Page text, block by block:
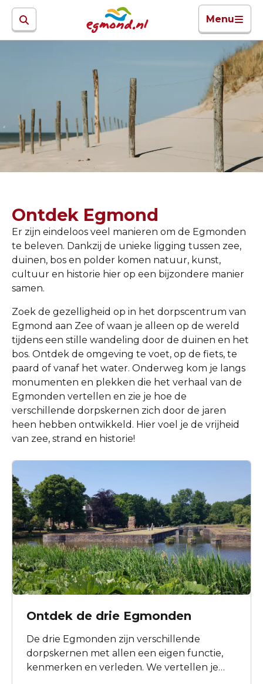
Menu
Ontdek Egmond
Er zijn eindeloos veel manieren om de Egmonden
te beleven. Dankzij de unieke ligging tussen zee,
duinen, bos en polder komen natuur, kunst,
cultuur en historie hier op een bijzondere manier
samen.
Zoek de gezelligheid op in het dorpscentrum van
Egmond aan Zee of waan je alleen op de wereld
tijdens een stille wandeling door de duinen en het
bos. Ontdek de omgeving te voet, op de fiets, te
paard of vanaf het water. Onderweg kom je langs
monumenten en plekken die het verhaal van de
Egmonden vertellen en zie je hoe de
verschillende dorpskernen zich door de jaren
heen hebben ontwikkeld. Hier voel je de vrijheid
van zee, strand en historie!
Ontdek de drie Egmonden
De drie Egmonden zijn verschillende
dorpskernen met allen een eigen functie,
kenmerken en verleden. We vertellen je